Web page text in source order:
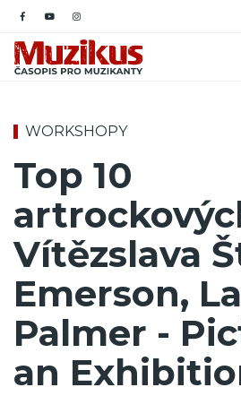
WORKSHOPY
Top 10
Vítězslava
Emerson,
Palmer -
an